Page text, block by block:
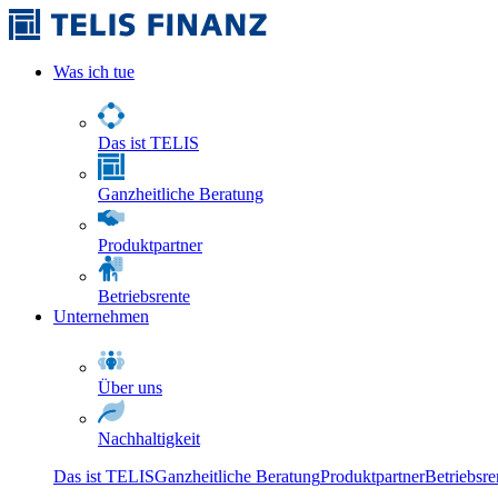
Was ich tue
Das ist TELIS
Ganzheitliche Beratung
Produktpartner
Betriebsrente
Unternehmen
Über uns
Nachhaltigkeit
Das ist TELISGanzheitliche BeratungProduktpartner